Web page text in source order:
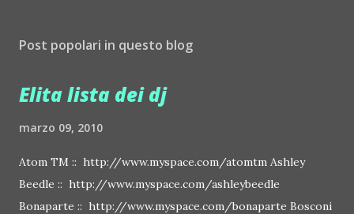
Post popolari in questo blog
Elita lista dei dj
marzo 09, 2010
Atom TM :: http://www.myspace.com/atomtm Ashley
Beedle :: http://www.myspace.com/ashleybeedle
Bonaparte :: http://www.myspace.com/bonaparte Bosconi